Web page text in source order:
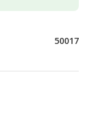
50017